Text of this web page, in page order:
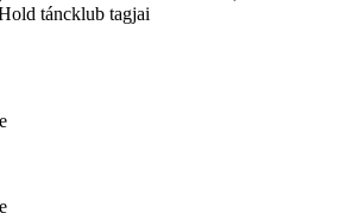
táncklub tagjai